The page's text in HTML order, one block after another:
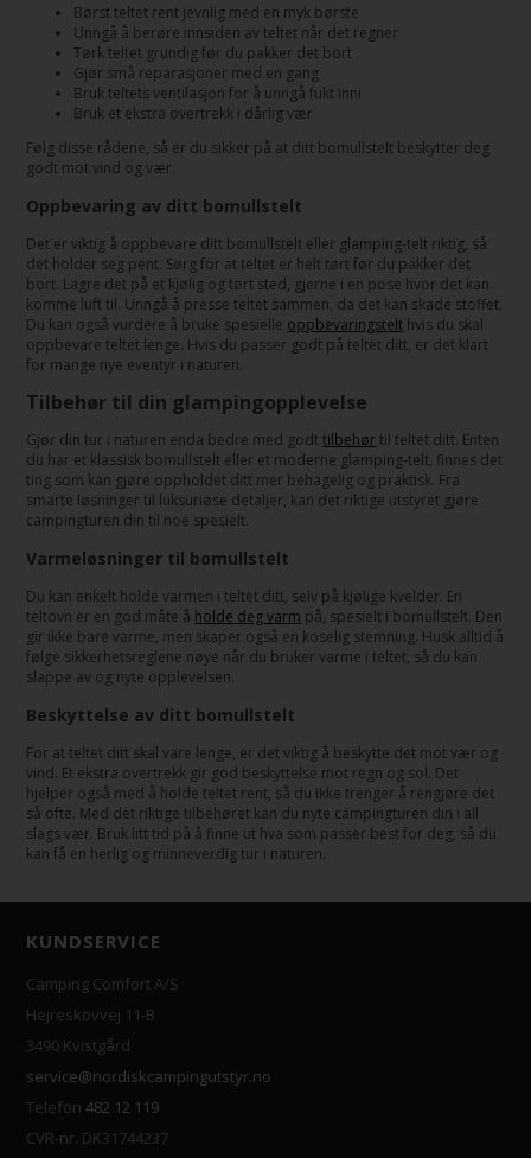
Børst teltet rent jevnlig med en myk børste
Unngå å berøre innsiden av teltet når det regner
Tørk teltet grundig før du pakker det bort
Gjør små reparasjoner med en gang
Bruk teltets ventilasjon for å unngå fukt inni
Bruk et ekstra overtrekk i dårlig vær
Følg disse rådene, så er du sikker på at ditt bomullstelt beskytter deg
godt mot vind og vær.
Oppbevaring av ditt bomullstelt
Det er viktig å oppbevare ditt bomullstelt eller glamping-telt riktig, så
det holder seg pent. Sørg for at teltet er helt tørt før du pakker det
bort. Lagre det på et kjølig og tørt sted, gjerne i en pose hvor det kan
komme luft til. Unngå å presse teltet sammen, da det kan skade stoffet.
Du kan også vurdere å bruke spesielle oppbevaringstelt hvis du skal
oppbevare teltet lenge. Hvis du passer godt på teltet ditt, er det klart
for mange nye eventyr i naturen.
Tilbehør til din glampingopplevelse
Gjør din tur i naturen enda bedre med godttilbehørtil teltet ditt. Enten
du har et klassisk bomullstelt eller et moderne glamping-telt, finnes det
ting som kan gjøre oppholdet ditt mer behagelig og praktisk. Fra
smarte løsninger til luksuriøse detaljer, kan det riktige utstyret gjøre
campingturen din til noe spesielt.
Varmeløsninger til bomullstelt
Du kan enkelt holde varmen i teltet ditt, selv på kjølige kvelder. En
teltovn er en god måte å holde deg varm på, spesielt i bomullstelt. Den
gir ikke bare varme, men skaper også en koselig stemning. Husk alltid å
følge sikkerhetsreglene nøye når du bruker varme i teltet, så du kan
slappe av og nyte opplevelsen.
Beskyttelse av ditt bomullstelt
For at teltet ditt skal vare lenge, er det viktig å beskytte det mot vær og
vind. Et ekstra overtrekk gir god beskyttelse mot regn og sol. Det
hjelper også med å holde teltet rent, så du ikke trenger å rengjøre det
så ofte. Med det riktige tilbehøret kan du nyte campingturen din i all
slags vær. Bruk litt tid på å finne ut hva som passer best for deg, så du
kan få en herlig og minneverdig tur i naturen.
KUNDSERVICE
Camping Comfort A/S
Hejreskovvej 11-B
3490 Kvistgård
service@nordiskcampingutstyr.no
Telefon482 12 119
CVR-nr. DK31744237